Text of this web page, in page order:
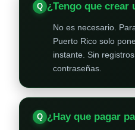
¿Tengo que crear
No es necesario.
Puerto Rico solo
instante. Sin
contraseñas.
¿Hay que pagar